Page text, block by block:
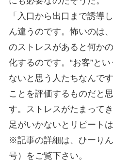
「入口から出口まで誘導
ん違うのです。怖いのは
のストレスがあると何か
化するのです。“お客”と
ないと思う人たちなんで
ことを評価するものだと
す。ストレスがたまって
足がいかないとリピート
※記事の詳細は、ひーり
号）をご覧下さい。